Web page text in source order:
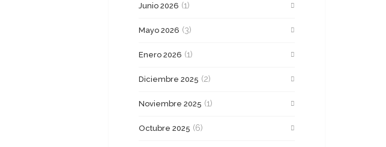
Junio 2026 (1)
Mayo 2026 (3)
Enero 2026 (1)
Diciembre 2025 (2)
Noviembre 2025 (1)
Octubre 2025 (6)